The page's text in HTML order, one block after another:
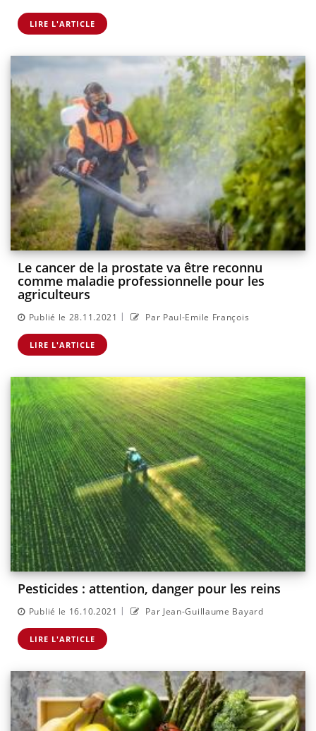
LIRE L'ARTICLE
Le cancer de la prostate va être reconnu
comme maladie professionnelle pour les
agriculteurs
Publié le 28.11.2021 | Par Paul-Emile François
LIRE L'ARTICLE
Pesticides : attention, danger pour les reins
Publié le 16.10.2021 | Par Jean-Guillaume Bayard
LIRE L'ARTICLE